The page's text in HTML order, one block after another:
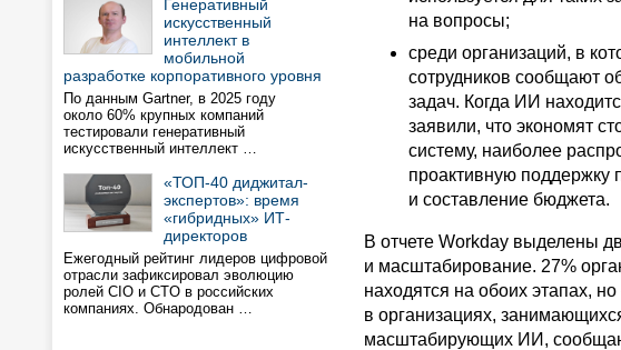
Генеративный
искусственный
интеллект в
мобильной
разработке корпоративного уровня
По данным Gartner, в 2025 году
около 60% крупных компаний
тестировали генеративный
искусственный интеллект …
«ТОП-40 диджитал-
экспертов»: время
«гибридных» ИТ-
директоров
Ежегодный рейтинг лидеров цифровой
отрасли зафиксировал эволюцию
ролей CIO и CTO в российских
компаниях. Обнародован …
на вопросы;
среди организаций, в
сотрудников сообщают
задач. Когда ИИ
заявили, что экономят
систему, наиболее
проактивную поддержку
и составление бюджета.
В отчете Workday выделены
и масштабирование. 27%
находятся на обоих этапах,
в организациях,
масштабирующих ИИ,